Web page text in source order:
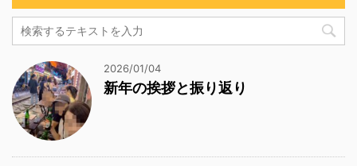
2026/01/04
新年の挨拶と振り返り